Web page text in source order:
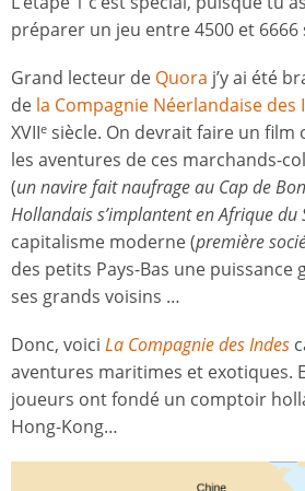
préparer un jeu entre 4500 et 6666
Grand lecteur de Quora j’y ai été
de la Compagnie Néerlandaise des
XVIIe siècle. On devrait faire un film
les aventures de ces marchands-
(un navire fait naufrage au Cap de
Hollandais s’implantent en Afrique du
capitalisme moderne (première
des petits Pays-Bas une
ses grands voisins …
Donc, voici La Compagnie des Indes
aventures maritimes et exotiques.
joueurs ont fondé un comptoir
Hong-Kong…